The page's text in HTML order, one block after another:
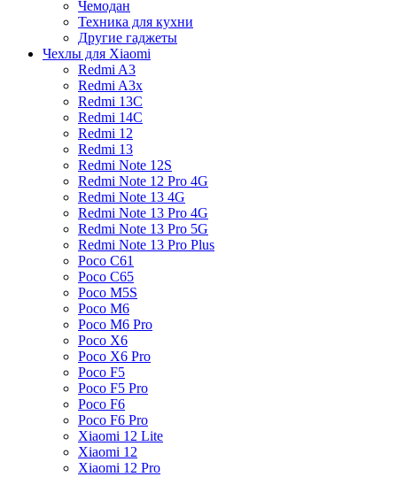
Чемодан
Техника для кухни
Другие гаджеты
Чехлы для Xiaomi
Redmi A3
Redmi A3x
Redmi 13C
Redmi 14C
Redmi 12
Redmi 13
Redmi Note 12S
Redmi Note 12 Pro 4G
Redmi Note 13 4G
Redmi Note 13 Pro 4G
Redmi Note 13 Pro 5G
Redmi Note 13 Pro Plus
Poco C61
Poco C65
Poco M5S
Poco M6
Poco M6 Pro
Poco X6
Poco X6 Pro
Poco F5
Poco F5 Pro
Poco F6
Poco F6 Pro
Xiaomi 12 Lite
Xiaomi 12
Xiaomi 12 Pro